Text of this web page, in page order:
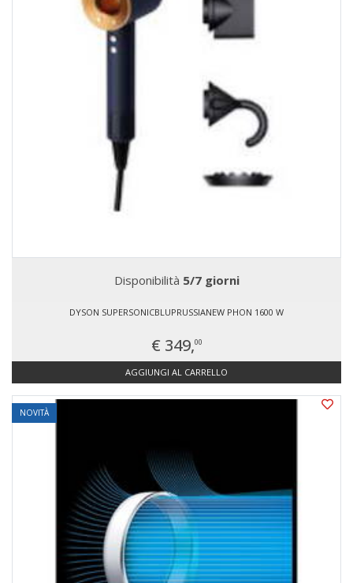
Disponibilità 5/7 giorni
DYSON SUPERSONICBLUPRUSSIANEW PHON 1600 W
€ 349,00
AGGIUNGI AL CARRELLO
NOVITÀ